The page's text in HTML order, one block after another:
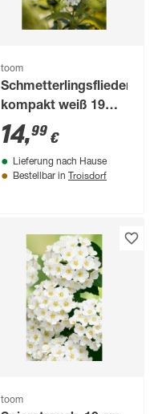
toom
Schmetterlingsflieder
kompakt weiß 19
cm Topf
14,99 €
Lieferung nach Hause
Bestellbar in Troisdorf
toom